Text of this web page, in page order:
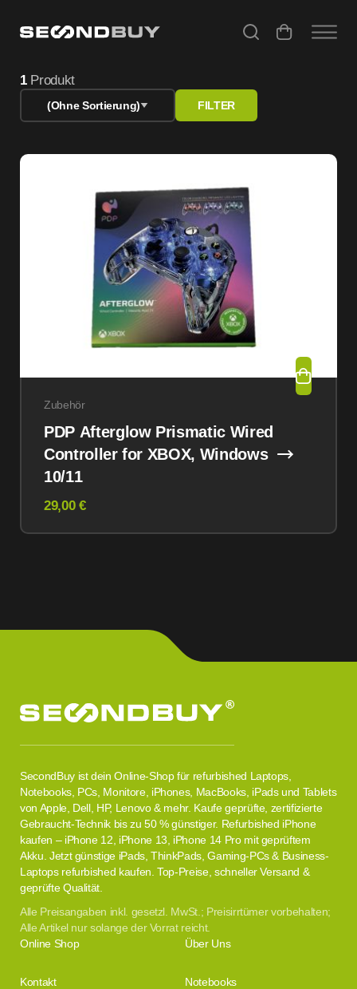
1Produkt
(Ohne Sortierung) FILTER
Zubehör
PDP Afterglow Prismatic Wired
Controller for XBOX, Windows
10/11
29,00 €
SecondBuy ist dein Online-Shop für refurbished Laptops,
Notebooks, PCs, Monitore, iPhones, MacBooks, iPads und Tablets
von Apple, Dell, HP, Lenovo & mehr. Kaufe geprüfte, zertifizierte
Gebraucht-Technik bis zu 50 % günstiger. Refurbished iPhone
kaufen – iPhone 12, iPhone 13, iPhone 14 Pro mit geprüftem
Akku. Jetzt günstige iPads, ThinkPads, Gaming-PCs & Business-
Laptops refurbished kaufen. Top-Preise, schneller Versand &
geprüfte Qualität.
Alle Preisangaben inkl. gesetzl. MwSt.; Preisirrtümer vorbehalten;
Alle Artikel nur solange der Vorrat reicht.
Online Shop Über Uns
Kontakt Notebooks